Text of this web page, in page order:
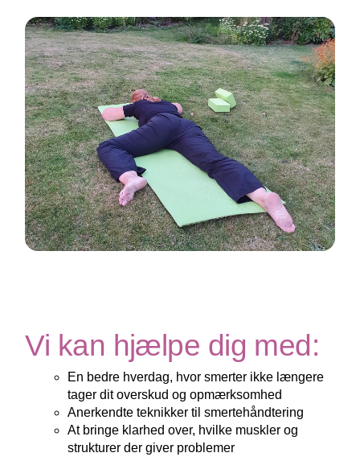
Vi kan hjælpe dig med:
En bedre hverdag, hvor smerter ikke længere
tager dit overskud og opmærksomhed
Anerkendte teknikker til smertehåndtering
At bringe klarhed over, hvilke muskler og
strukturer der giver problemer